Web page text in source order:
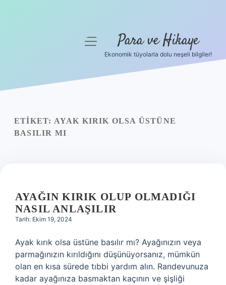
Yasal Uyarı
menüyü
Para ve Hikaye
Ekonomik tüyolarla dolu neşeli bilgiler!
ETIKET: AYAK KIRIK OLSA ÜSTÜNE
BASILIR MI
AYAĞIN KIRIK OLUP OLMADIĞI
NASIL ANLAŞILIR
Tarih: Ekim 19, 2024
Ayak kırık olsa üstüne basılır mı? Ayağınızın veya
parmağınızın kırıldığını düşünüyorsanız, mümkün
olan en kısa sürede tıbbi yardım alın. Randevunuza
kadar ayağınıza basmaktan kaçının ve şişliği